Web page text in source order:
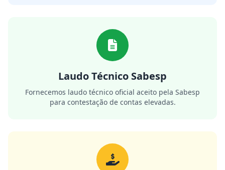
Laudo Técnico Sabesp
Fornecemos laudo técnico oficial aceito pela Sabesp
para contestação de contas elevadas.